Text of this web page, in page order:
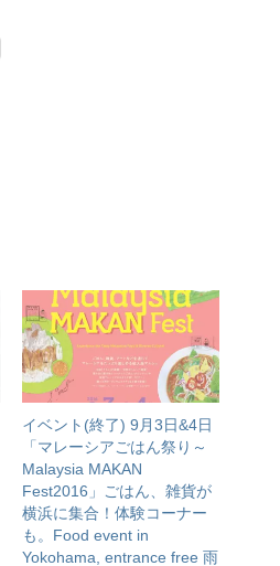
イベント(終了) 9月3日&4日
「マレーシアごはん祭り～
Malaysia MAKAN
Fest2016」ごはん、雑貨が
横浜に集合！体験コーナー
も。Food event in
Yokohama, entrance free 雨